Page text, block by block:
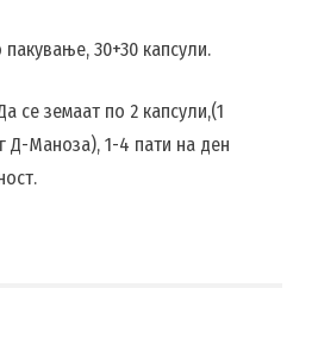
пакување, 30+30 капсули.
се земаат по 2 капсули,(1
Д-Маноза), 1-4 пати на ден